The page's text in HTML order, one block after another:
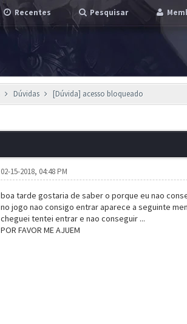
Recentes Pesquisar
Dúvidas [Dúvida] acesso bloqueado
02-15-2018, 04:48 PM
boa tarde gostaria de saber o porque eu nao
no jogo nao consigo entrar aparece a seguinte
cheguei tentei entrar e nao conseguir ...
POR FAVOR ME AJUEM